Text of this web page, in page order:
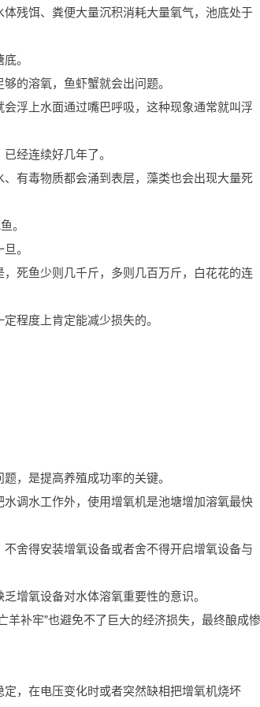
残饵、粪便大量沉积消耗大量氧气，池底处于
。
的溶氧，鱼虾蟹就会出问题。
浮上水面通过嘴巴呼吸，这种现象通常就叫浮
经连续好几年了。
有毒物质都会涌到表层，藻类也会出现大量死
。
。
死鱼少则几千斤，多则几百万斤，白花花的连
程度上肯定能减少损失的。
，是提高养殖成功率的关键。
调水工作外，使用增氧机是池塘增加溶氧最快
舍得安装增氧设备或者舍不得开启增氧设备与
增氧设备对水体溶氧重要性的意识。
羊补牢”也避免不了巨大的经济损失，最终酿成惨
，在电压变化时或者突然缺相把增氧机烧坏